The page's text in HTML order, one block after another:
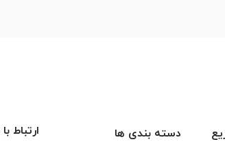
دسته بندی ها ارتباط با